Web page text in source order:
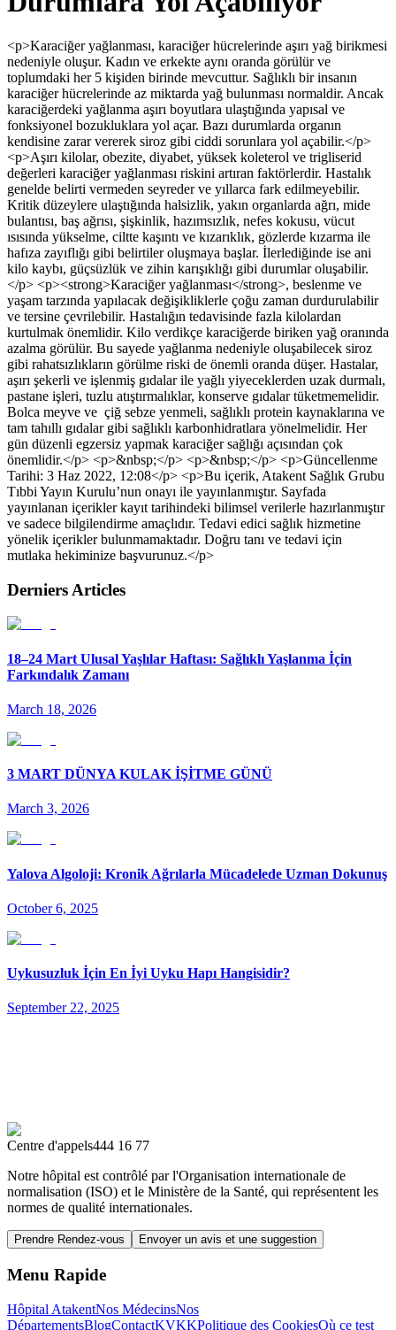
<p>Karaciğer yağlanması, karaciğer hücrelerinde aşırı yağ birikmesi
nedeniyle oluşur. Kadın ve erkekte aynı oranda görülür ve
toplumdaki her 5 kişiden birinde mevcuttur. Sağlıklı bir insanın
karaciğer hücrelerinde az miktarda yağ bulunması normaldir. Ancak
karaciğerdeki yağlanma aşırı boyutlara ulaştığında yapısal ve
fonksiyonel bozukluklara yol açar. Bazı durumlarda organın
kendisine zarar vererek siroz gibi ciddi sorunlara yol açabilir.</p>
<p>Aşırı kilolar, obezite, diyabet, yüksek koleterol ve trigliserid
değerleri karaciğer yağlanması riskini artıran faktörlerdir. Hastalık
genelde belirti vermeden seyreder ve yıllarca fark edilmeyebilir.
Kritik düzeylere ulaştığında halsizlik, yakın organlarda ağrı, mide
bulantısı, baş ağrısı, şişkinlik, hazımsızlık, nefes kokusu, vücut
ısısında yükselme, ciltte kaşıntı ve kızarıklık, gözlerde kızarma ile
hafıza zayıflığı gibi belirtiler oluşmaya başlar. İlerlediğinde ise ani
kilo kaybı, güçsüzlük ve zihin karışıklığı gibi durumlar oluşabilir.
</p> <p><strong>Karaciğer yağlanması</strong>, beslenme ve
yaşam tarzında yapılacak değişikliklerle çoğu zaman durdurulabilir
ve tersine çevrilebilir. Hastalığın tedavisinde fazla kilolardan
kurtulmak önemlidir. Kilo verdikçe karaciğerde biriken yağ oranında
azalma görülür. Bu sayede yağlanma nedeniyle oluşabilecek siroz
gibi rahatsızlıkların görülme riski de önemli oranda düşer. Hastalar,
aşırı şekerli ve işlenmiş gıdalar ile yağlı yiyeceklerden uzak durmalı,
pastane işleri, tuzlu atıştırmalıklar, konserve gıdalar tüketmemelidir.
Bolca meyve ve çiğ sebze yenmeli, sağlıklı protein kaynaklarına ve
tam tahıllı gıdalar gibi sağlıklı karbonhidratlara yönelmelidir. Her
gün düzenli egzersiz yapmak karaciğer sağlığı açısından çok
önemlidir.</p> <p>&nbsp;</p> <p>&nbsp;</p> <p>Güncellenme
Tarihi: 3 Haz 2022, 12:08</p> <p>Bu içerik, Atakent Sağlık Grubu
Tıbbi Yayın Kurulu’nun onayı ile yayınlanmıştır. Sayfada
yayınlanan içerikler kayıt tarihindeki bilimsel verilerle hazırlanmıştır
ve sadece bilgilendirme amaçlıdır. Tedavi edici sağlık hizmetine
yönelik içerikler bulunmamaktadır. Doğru tanı ve tedavi için
mutlaka hekiminize başvurunuz.</p>
Derniers Articles
18–24 Mart Ulusal Yaşlılar Haftası: Sağlıklı Yaşlanma İçin
Farkındalık Zamanı
March 18, 2026
3 MART DÜNYA KULAK İŞİTME GÜNÜ
March 3, 2026
Yalova Algoloji: Kronik Ağrılarla Mücadelede Uzman Dokunuş
October 6, 2025
Uykusuzluk İçin En İyi Uyku Hapı Hangisidir?
September 22, 2025
Centre d'appels444 16 77
Notre hôpital est contrôlé par l'Organisation internationale de
normalisation (ISO) et le Ministère de la Santé, qui représentent les
normes de qualité internationales.
Prendre Rendez-vous Envoyer un avis et une suggestion
Menu Rapide
Hôpital AtakentNos MédecinsNos
DépartementsBlogContactKVKKPolitique des CookiesOù ce test